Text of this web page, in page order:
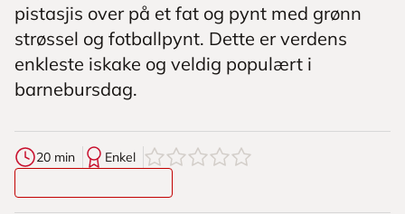
pistasjis over på et fat og pynt med grønn
strøssel og fotballpynt. Dette er verdens
enkleste iskake og veldig populært i
barnebursdag.
20 min Enkel 0av5stjerner